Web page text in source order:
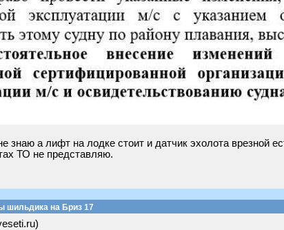
знаю а лифт на лодке стоит и датчик эхолота врезной
ТО не представляю.
шильдика на Бриз 17